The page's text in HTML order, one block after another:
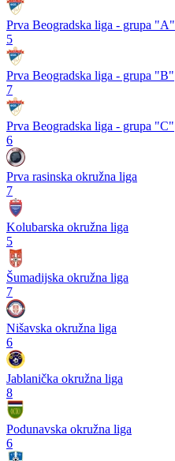
Prva Beogradska liga - grupa "A"
5
Prva Beogradska liga - grupa "B"
7
Prva Beogradska liga - grupa "C"
6
Prva rasinska okružna liga
7
Kolubarska okružna liga
5
Šumadijska okružna liga
7
Nišavska okružna liga
6
Jablanička okružna liga
8
Podunavska okružna liga
6